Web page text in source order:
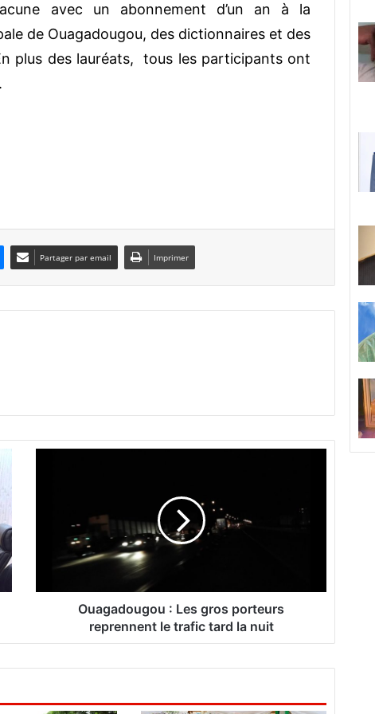
avec un abonnement d’un an à la
de Ouagadougou, des dictionnaires et des
plus des lauréats, tous les participants ont
Partager par email Imprimer
g
:
g
Ouagadougou : Les gros porteurs
reprennent le trafic tard la nuit